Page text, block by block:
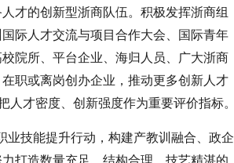
才的创新型浙商队伍。积极发挥浙商组
际人才交流与项目合作大会、国际青年
院所、平台企业、海归人员、广大浙商
职或离岗创办企业，推动更多创新人才
人才密度、创新强度作为重要评价指标。
业技能提升行动，构建产教训融合、政企
打造数量充足、结构合理、技艺精湛的